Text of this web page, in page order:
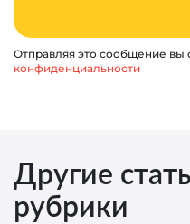
Отправляя это сообщение вы
конфиденциальности
Другие
рубрики